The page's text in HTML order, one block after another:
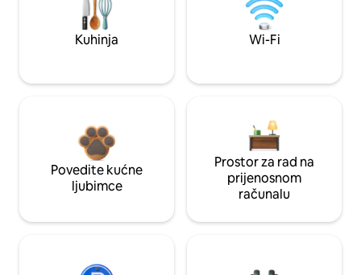
Kuhinja Wi-Fi
Povedite kućne
ljubimce
Prostor za rad na
prijenosnom
računalu